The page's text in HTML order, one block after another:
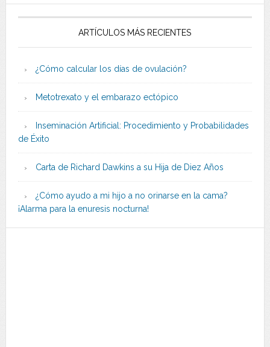
ARTÍCULOS MÁS RECIENTES
¿Cómo calcular los días de ovulación?
Metotrexato y el embarazo ectópico
Inseminación Artificial: Procedimiento y Probabilidades
de Éxito
Carta de Richard Dawkins a su Hija de Diez Años
¿Cómo ayudo a mi hijo a no orinarse en la cama?
¡Alarma para la enuresis nocturna!